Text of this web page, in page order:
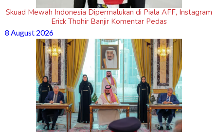
Skuad Mewah Indonesia Dipermalukan di Piala AFF, Instagram
Erick Thohir Banjir Komentar Pedas
8 August 2026